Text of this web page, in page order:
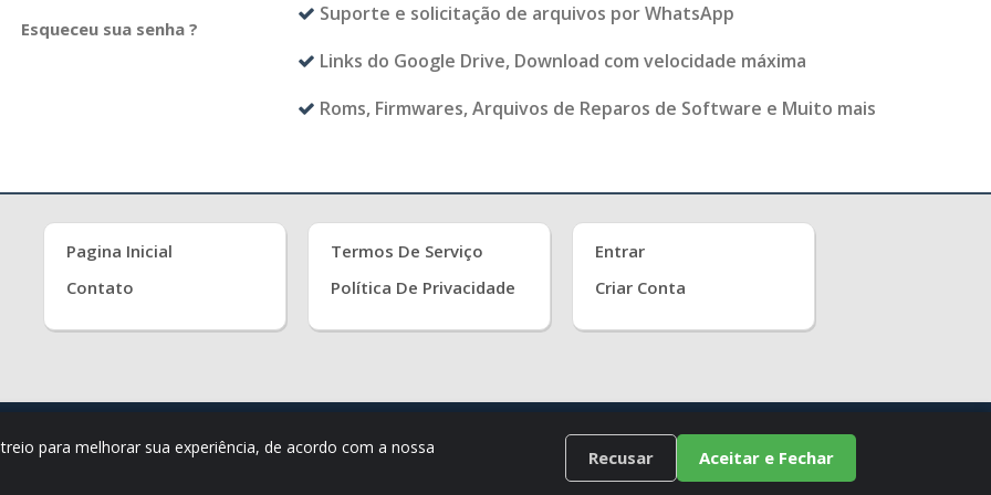
Esqueceu sua senha ?
Suporte e solicitação de arquivos por WhatsApp
Links do Google Drive, Download com velocidade máxima
Roms, Firmwares, Arquivos de Reparos de Software e Muito mais
Pagina Inicial
Contato
Termos De Serviço
Política De Privacidade
Entrar
Criar Conta
para melhorar sua experiência, de acordo com a nossa
Recusar Aceitar e Fechar